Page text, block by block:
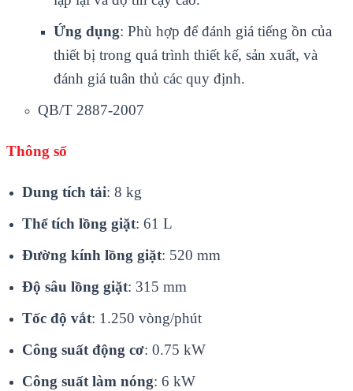
Ứng dụng: Phù hợp để đánh giá tiếng ồn của
thiết bị trong quá trình thiết kế, sản xuất, và
đánh giá tuân thủ các quy định.
QB/T 2887-2007
Thông số
Dung tích tải: 8 kg
Thể tích lồng giặt: 61 L
Đường kính lồng giặt: 520 mm
Độ sâu lồng giặt: 315 mm
Tốc độ vắt: 1.250 vòng/phút
Công suất động cơ: 0.75 kW
Công suất làm nóng: 6 kW